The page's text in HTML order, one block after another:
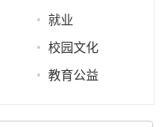
就业
校园文化
教育公益